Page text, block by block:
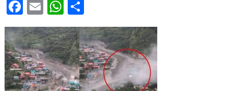
Facebook
Email WhatsApp